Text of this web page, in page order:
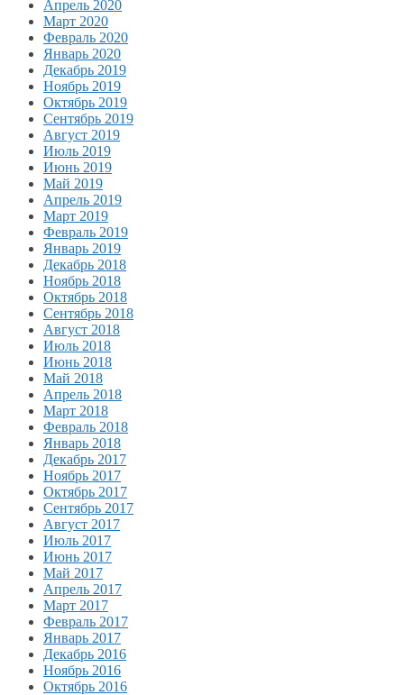
Апрель 2020
Март 2020
Февраль 2020
Январь 2020
Декабрь 2019
Ноябрь 2019
Октябрь 2019
Сентябрь 2019
Август 2019
Июль 2019
Июнь 2019
Май 2019
Апрель 2019
Март 2019
Февраль 2019
Январь 2019
Декабрь 2018
Ноябрь 2018
Октябрь 2018
Сентябрь 2018
Август 2018
Июль 2018
Июнь 2018
Май 2018
Апрель 2018
Март 2018
Февраль 2018
Январь 2018
Декабрь 2017
Ноябрь 2017
Октябрь 2017
Сентябрь 2017
Август 2017
Июль 2017
Июнь 2017
Май 2017
Апрель 2017
Март 2017
Февраль 2017
Январь 2017
Декабрь 2016
Ноябрь 2016
Октябрь 2016